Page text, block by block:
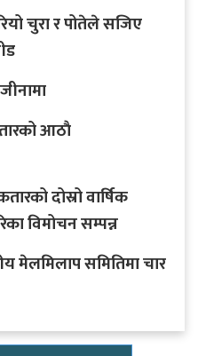
चुरा र पोतेले सजिए
आठाै
दोस्रो वार्षिक
विमोचन सम्पन्न
मेलमिलाप समितिमा चार